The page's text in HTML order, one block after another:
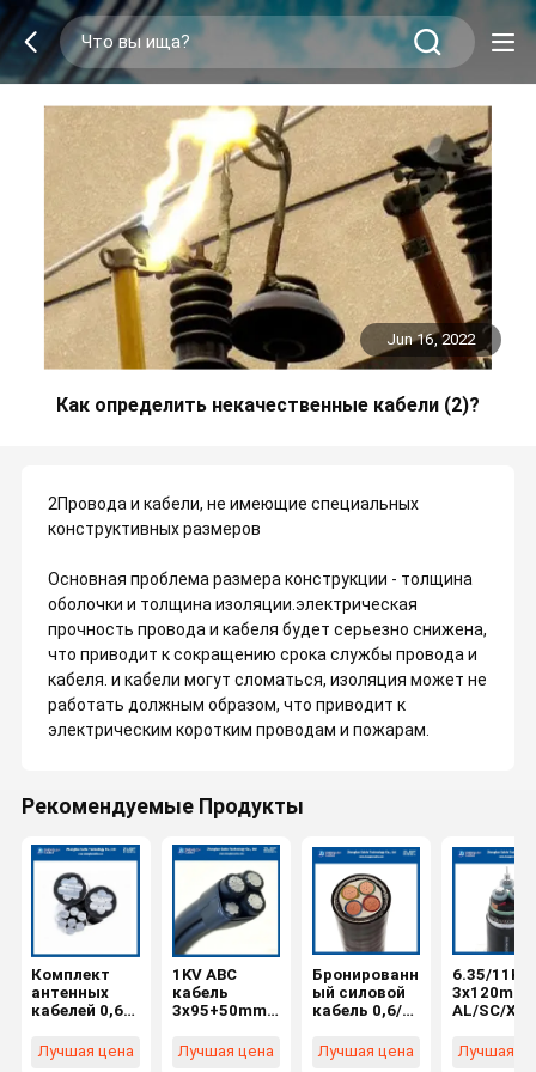
Jun 16, 2022
Как определить некачественные кабели (2)?
2Провода и кабели, не имеющие специальных
конструктивных размеров
Основная проблема размера конструкции - толщина
оболочки и толщина изоляции.электрическая
прочность провода и кабеля будет серьезно снижена,
что приводит к сокращению срока службы провода и
кабеля. и кабели могут сломаться, изоляция может не
работать должным образом, что приводит к
электрическим коротким проводам и пожарам.
Рекомендуемые Продукты
Комплект
антенных
кабелей 0,6/1
AAC/XLPE+A
AC/XLPE+AA
Лучшая цена
1KV ABC
кабель
3x95+50mm2
е ядро XLPE
Изолированн
Лучшая цена
Бронированн
ый силовой
кабель 0,6/1
мм2
Cu/PVC/PVC/
Лучшая цена
6.35/11KV
3x120mm2
AL/SC/
SWA/PVC
кабель
Лучшая